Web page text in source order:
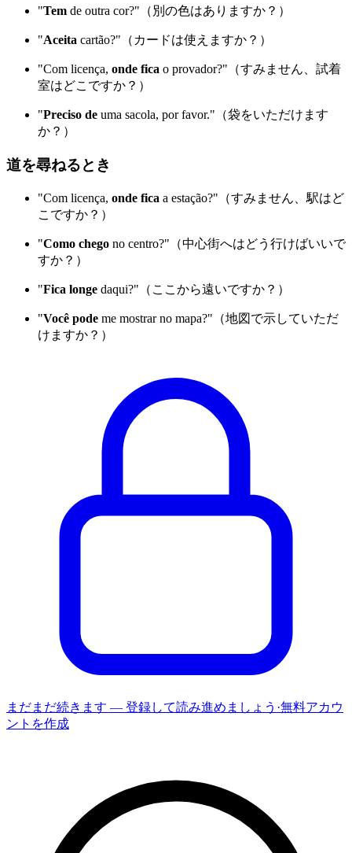
"Tem de outra cor?"（別の色はありますか？）
"Aceita cartão?"（カードは使えますか？）
"Com licença, onde fica o provador?"（すみません、試着
室はどこですか？）
"Preciso de uma sacola, por favor."（袋をいただけます
か？）
道を尋ねるとき
"Com licença, onde fica a estação?"（すみません、駅はど
こですか？）
"Como chego no centro?"（中心街へはどう行けばいいで
すか？）
"Fica longe daqui?"（ここから遠いですか？）
"Você pode me mostrar no mapa?"（地図で示していただ
けますか？）
まだまだ続きます — 登録して読み進めましょう ·無料アカウ
ントを作成